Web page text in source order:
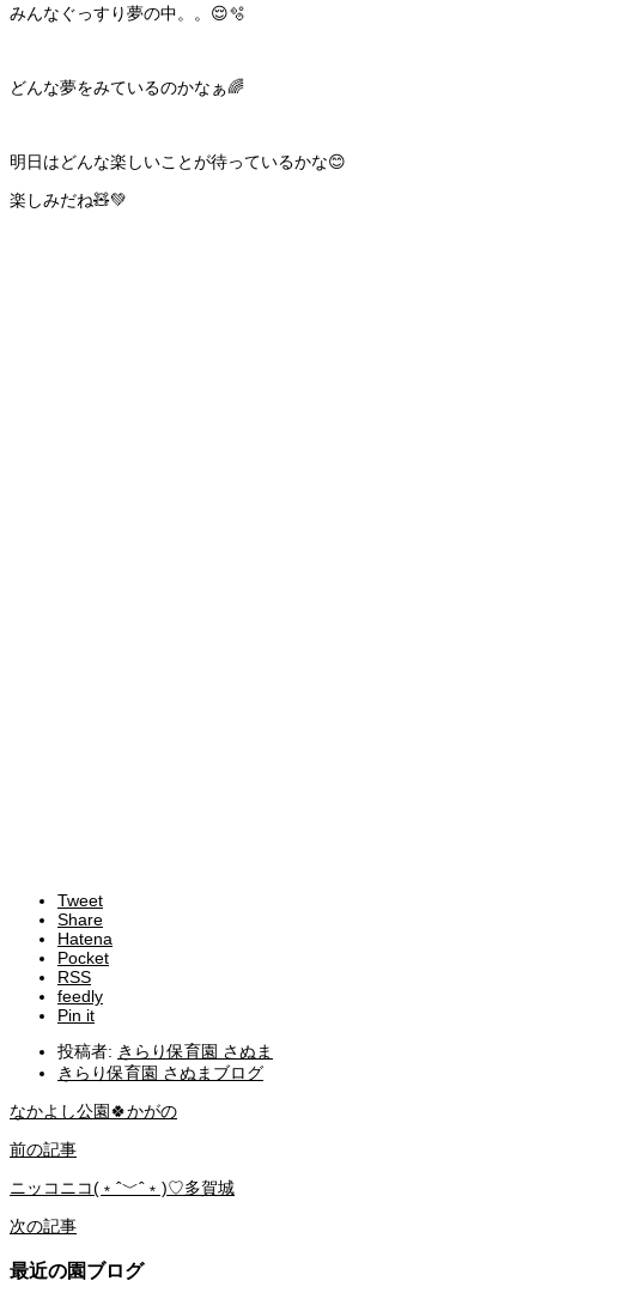
みんなぐっすり夢の中。。😌🫧
どんな夢をみているのかなぁ🌈
明日はどんな楽しいことが待っているかな😊
楽しみだね🧸💚
Tweet
Share
Hatena
Pocket
RSS
feedly
Pin it
投稿者: きらり保育園 さぬま
きらり保育園 さぬまブログ
なかよし公園🍀かがの
前の記事
ニッコニコ(﹡ˆ﹀ˆ﹡)♡多賀城
次の記事
最近の園ブログ